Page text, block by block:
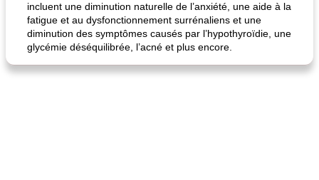
incluent une diminution naturelle de l’anxiété, une aide à la
fatigue et au dysfonctionnement surrénaliens et une
diminution des symptômes causés par l’hypothyroïdie, une
glycémie déséquilibrée, l’acné et plus encore.